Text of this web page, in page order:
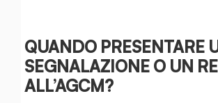
QUANDO PRESENTARE
SEGNALAZIONE O UN
ALL’AGCM?